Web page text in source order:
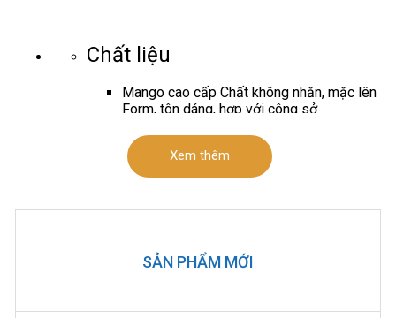
SẢN PHẨM MỚI
Chất liệu
Mango cao cấp Chất không nhăn, mặc lên
Form, tôn dáng, hợp với công sở
hợp với công sở
1 lớp
khuyết điểm tốt
Đầm khóa sau tiện lợi, dài100-105cm tùy
Xem thêm